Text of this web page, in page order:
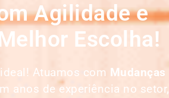
Agilidade e
Escolha!
Atuamos com Mudanças
anos de experiência no setor,